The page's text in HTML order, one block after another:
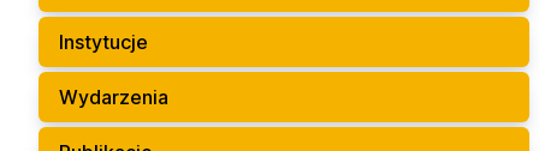
Instytucje
Wydarzenia